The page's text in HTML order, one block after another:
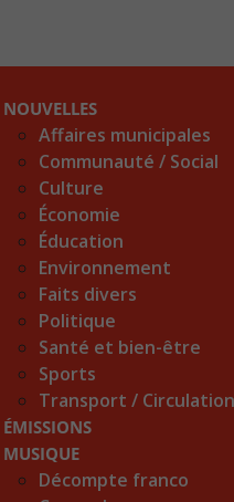
NOUVELLES
Affaires municipales
Communauté / Social
Culture
Économie
Éducation
Environnement
Faits divers
Politique
Santé et bien-être
Sports
Transport / Circulation
ÉMISSIONS
MUSIQUE
Décompte franco